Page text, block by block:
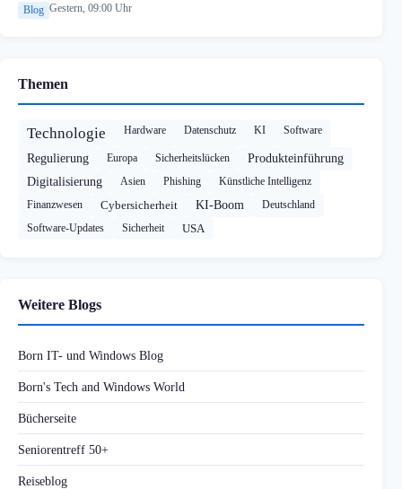
Blog Gestern, 09:00 Uhr
Themen
Technologie Hardware Datenschutz KI Software
Regulierung Europa Sicherheitslücken
Produkteinführung
Digitalisierung
Asien Phishing
Künstliche Intelligenz
Finanzwesen
Cybersicherheit KI-Boom
Deutschland
Software-Updates
Sicherheit USA
Weitere Blogs
Born IT- und Windows Blog
Born's Tech and Windows World
Bücherseite
Seniorentreff 50+
Reiseblog